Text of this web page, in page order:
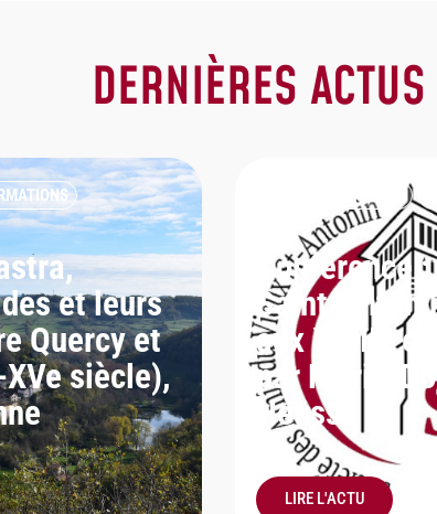
DERNIÈRES
et leurs
Quercy et
siècle),
CONFÉRENCES 2026
Conférence
Saint-
aux XVIIIe et
par Marie-
Heusse
LIRE L'ACTU